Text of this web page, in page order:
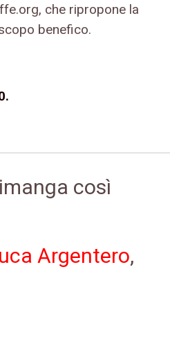
che ripropone la
benefico.
così
Argentero,